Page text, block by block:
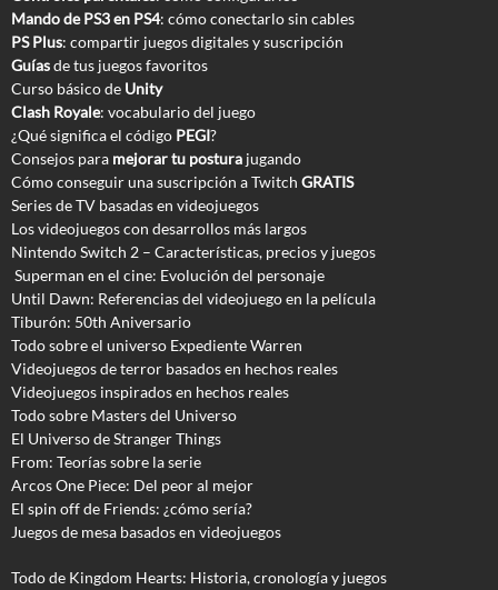
Mando de PS3 en PS4: cómo conectarlo sin cables
PS Plus: compartir juegos digitales y suscripción
Guíasde tus juegos favoritos
Curso básico de Unity
Clash Royale: vocabulario del juego
¿Qué significa el código PEGI?
Consejos para mejorar tu postura jugando
Cómo conseguir una suscripción a Twitch GRATIS
Series de TV basadas en videojuegos
Los videojuegos con desarrollos más largos
Nintendo Switch 2 – Características, precios y juegos
Superman en el cine: Evolución del personaje
Until Dawn: Referencias del videojuego en la película
Tiburón: 50th Aniversario
Todo sobre el universo Expediente Warren
Videojuegos de terror basados en hechos reales
Videojuegos inspirados en hechos reales
Todo sobre Masters del Universo
El Universo de Stranger Things
From: Teorías sobre la serie
Arcos One Piece: Del peor al mejor
El spin off de Friends: ¿cómo sería?
Juegos de mesa basados en videojuegos
Todo de Kingdom Hearts: Historia, cronología y juegos